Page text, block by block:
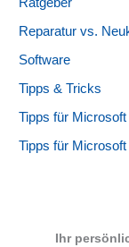
Ratgeber
Reparatur vs.
Software
Tipps & Tricks
Tipps für Microsoft
Tipps für
Ihr